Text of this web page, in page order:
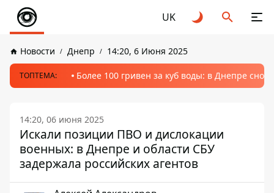
UK
Новости Днепр 14:20, 6 Июня 2025
ТОПТЕМА: Более 100 гривен за куб воды: в Днепре
14:20, 06 июня 2025
Искали позиции ПВО и дислокации
военных: в Днепре и области СБУ
задержала российских агентов